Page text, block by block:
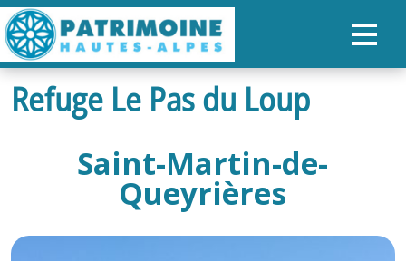
ACCUEIL
NOS PARCOURS
Refuge Le Pas du Loup
Saint-Martin-de-
Queyrières